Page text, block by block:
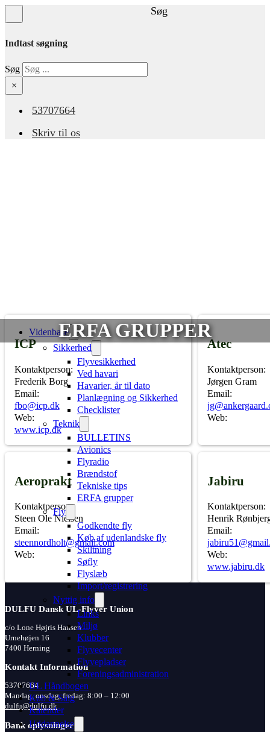
Indtast søgning
Søg
×
Søg
53707664
Skriv til os
Videnbase
Sikkerhed
Flyvesikkerhed
Ved havari
Havarier, år til dato
Planlægning og Sikkerhed
Checklister
Teknik
BULLETINS
Avionics
Flyradio
Brændstof
Tekniske tips
ERFA grupper
Fly
Godkendte fly
Køb af udenlandske fly
Skiltning
Søfly
Flyslæb
Import/registrering
Nyttig info
Links
Miljø
Klubber
Flyvecenter
Flyvepladser
Foreningsadministration
UL Håndbogen
Køb & Salg
Kalender
Uddannelse
ERFA GRUPPER
ICP
Kontaktperson:
Frederik Borg
Email:
fbo@icp.dk
Web:
www.icp.dk
Atec
Kontaktperson:
Jørgen Gram
Email:
Web:
Aeroprakt
Kontaktperson:
Steen Ole Nielsen
Email:
steennordholt@gmail.com
Web:
Jabiru
Kontaktperson:
Henrik
Email:
Web:
www.jabiru.dk
DULFU Dansk UL-Flyver Union
c/o Lone Højris Hansen
Urnehøjen 16
7400 Herning
Kontakt Information
53707664
Mandag, onsdag, fredag: 8:00 – 12:00
dulfu@dulfu.dk
Bank oplysninger